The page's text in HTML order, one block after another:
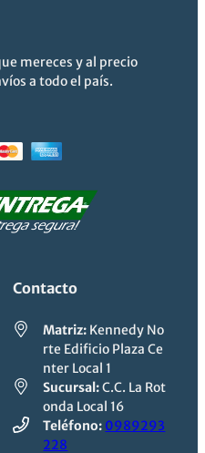
mereces y al precio
a todo el país.
Contacto
Matriz: Kennedy No
rte Edificio Plaza Ce
nter Local 1
Sucursal:C.C. La Rot
onda Local 16
Teléfono: 0989293
228